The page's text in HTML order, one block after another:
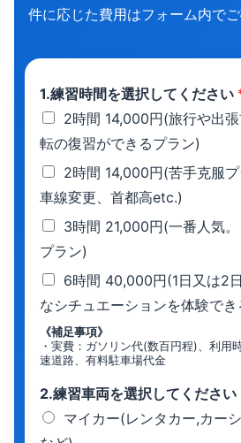
件に応じた費用はフォーム内でご
1.練習時間を選択してください
2時間 14,000円(旅行や出
転の復習ができるプラン)
2時間 14,000円(苦手克服プ
車線変更、首都高etc.)
3時間 21,000円(一番人気
プラン)
6時間 40,000円(1日又は2
なシチュエーションを体験でき
《補足事項》
・実費：ガソリン代(数百円程)、利用
速道路、有料駐車場代金
2.練習車両を選択してください
マイカー(レンタカー,カー